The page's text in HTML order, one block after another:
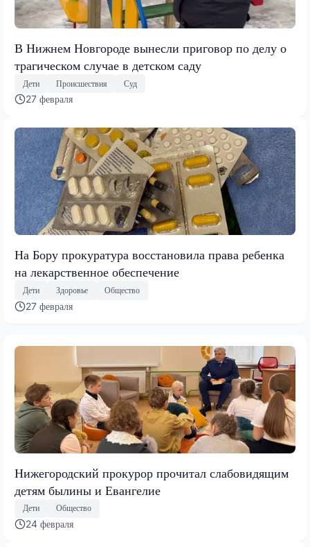
В Нижнем Новгороде вынесли приговор по делу о
трагическом случае в детском саду
Дети Происшествия Суд
27 февраля
На Бору прокуратура восстановила права ребенка
на лекарственное обеспечение
Дети Здоровье Общество
27 февраля
Нижегородский прокурор прочитал слабовидящим
детям былины и Евангелие
Дети Общество
24 февраля